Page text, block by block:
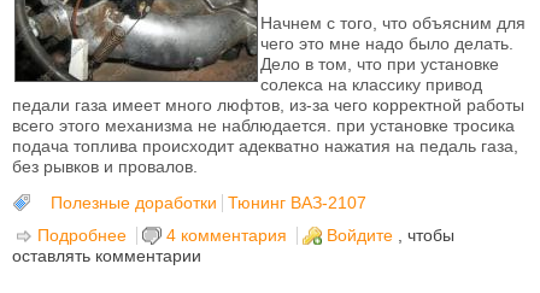
Начнем с того, что объясним для
чего это мне надо было делать.
Дело в том, что при установке
солекса на классику привод
педали газа имеет много люфтов, из-за чего корректной работы
всего этого механизма не наблюдается. при установке тросика
подача топлива происходит адекватно нажатия на педаль газа,
без рывков и провалов.
Полезные доработки
Тюнинг ВАЗ-2107
Подробнее о Установка тросиковой педали газа на классику
4 комментария Войдите , чтобы
оставлять комментарии